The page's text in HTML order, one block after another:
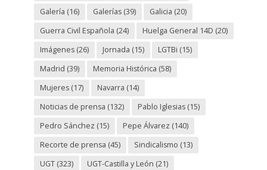
Galería (16) Galerías(39) Galicia (20)
Guerra Civil Española (24) Huelga General 14D (20)
Imágenes(26) Jornada (15) LGTBi (15)
Madrid (39) Memoria Histórica (58)
Mujeres(17) Navarra (14)
Noticias de prensa (132) Pablo Iglesias(15)
Pedro Sánchez (15) Pepe Álvarez (140)
Recorte de prensa (45) Sindicalismo (13)
UGT(323) UGT-Castilla y León (21)